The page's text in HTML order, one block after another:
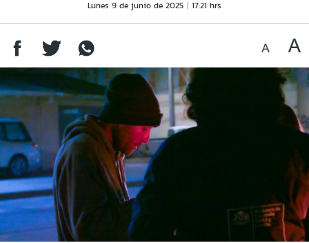
Lunes 9 de junio de 2025 17:21 hrs